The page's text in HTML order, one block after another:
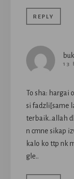
REPLY
13
To sha: hargai
si fadzli[same
terbaik..allah
n cmne sikap
kalo ko ttp nk
gle..